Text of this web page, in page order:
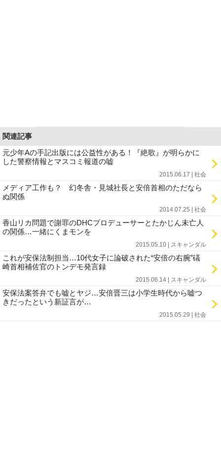
関連記事
元少年Aの手記出版には公益性がある！『絶歌』が明らかに
した警察情報とマスコミ報道の嘘
2015.06.17 | 社会
メディア工作も？ 幻冬舎・見城社長と安倍首相のただなら
ぬ関係
2014.07.25 | 社会
香山リカ問題で謝罪のDHCプロデューサーとたかじん未亡人
の関係…一緒にくまモンを
2015.05.10 | スキャンダル
これが安保法制担当…10代女子に論破された“安倍の右腕”礒
崎首相補佐官のトンデモ発言録
2015.06.14 | スキャンダル
安保法案答弁でも嘘とヤジ…安倍晋三は小学生時代から嘘つ
きだったという新証言が…
2015.05.29 | 社会